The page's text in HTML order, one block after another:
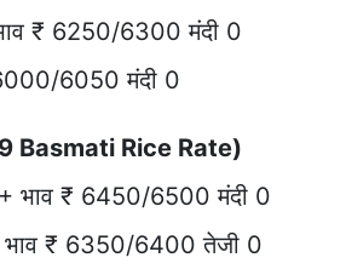
₹ 6250/6300 मंदी 0
6050 मंदी 0
Basmati Rice Rate)
भाव ₹ 6450/6500 मंदी 0
भाव ₹ 6350/6400 तेजी 0